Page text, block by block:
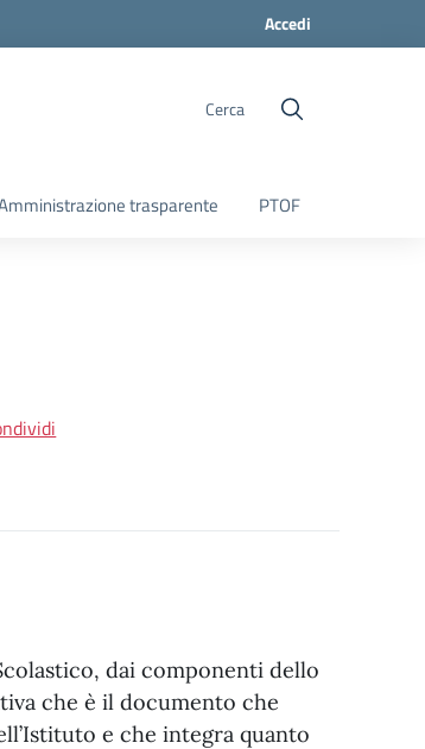
Accedi
Cerca
trasparente PTOF
dai componenti dello
che è il documento che
e che integra quanto